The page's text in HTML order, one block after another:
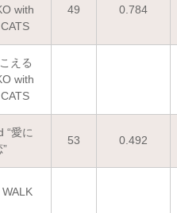
with
49 0.784
える
with
“愛に
53 0.492